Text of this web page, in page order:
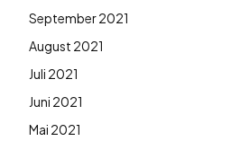
September 2021
August 2021
Juli 2021
Juni 2021
Mai 2021